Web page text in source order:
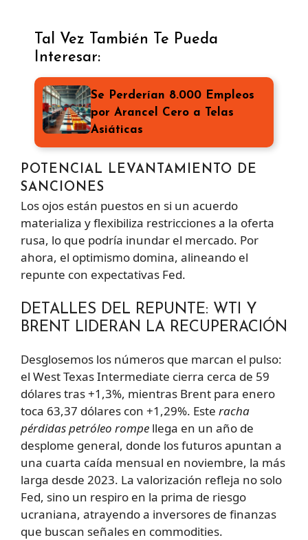
Tal Vez También Te Pueda
Interesar:
Se Perderían 8.000 Empleos
por Arancel Cero a Telas
Asiáticas
POTENCIAL LEVANTAMIENTO DE
SANCIONES
Los ojos están puestos en si un acuerdo
materializa y flexibiliza restricciones a la oferta
rusa, lo que podría inundar el mercado. Por
ahora, el optimismo domina, alineando el
repunte con expectativas Fed.
DETALLES DEL REPUNTE: WTI Y
BRENT LIDERAN LA RECUPERACIÓN
Desglosemos los números que marcan el pulso:
el West Texas Intermediate cierra cerca de 59
dólares tras +1,3%, mientras Brent para enero
toca 63,37 dólares con +1,29%. Este racha
pérdidas petróleo rompe llega en un año de
desplome general, donde los futuros apuntan a
una cuarta caída mensual en noviembre, la más
larga desde 2023. La valorización refleja no solo
Fed, sino un respiro en la prima de riesgo
ucraniana, atrayendo a inversores de finanzas
que buscan señales en commodities.